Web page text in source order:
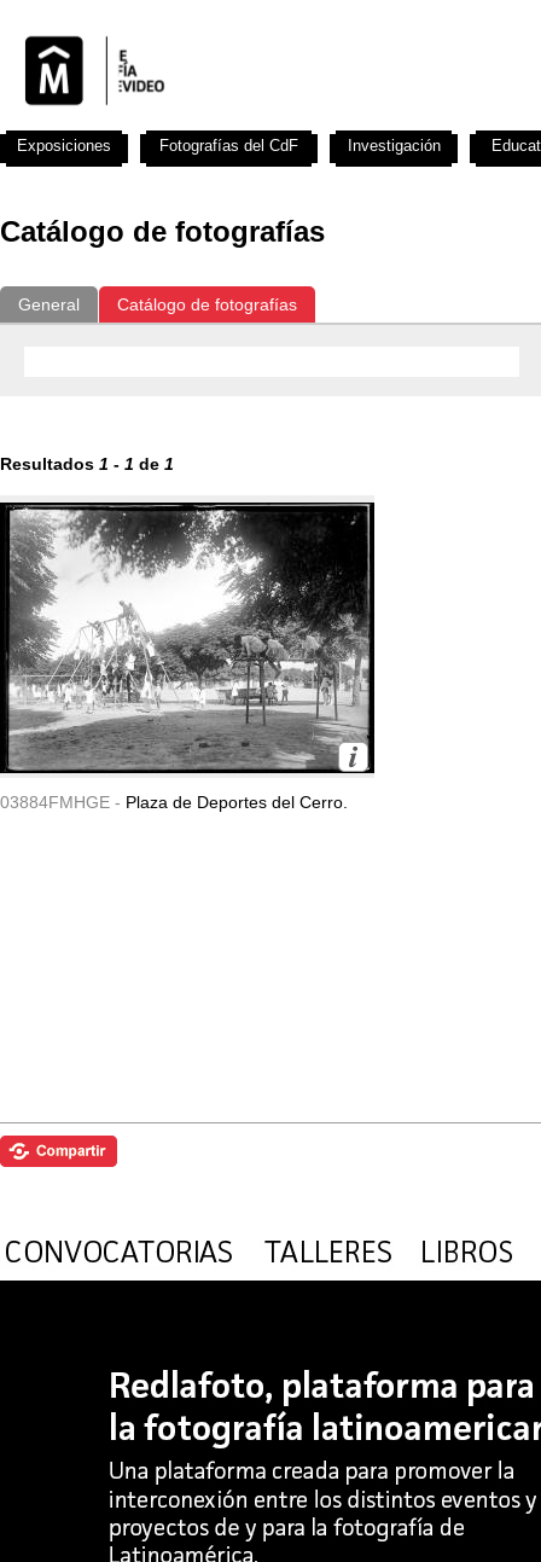
Catálogo de fotografías
General Catálogo de fotografías
Resultados 1 - 1 de 1
03884FMHGE - Plaza de Deportes del Cerro.
Exposiciones Fotografías del CdF Investigación